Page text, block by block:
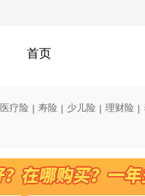
首页
医疗险 | 寿险 | 少儿险 | 理财险 |